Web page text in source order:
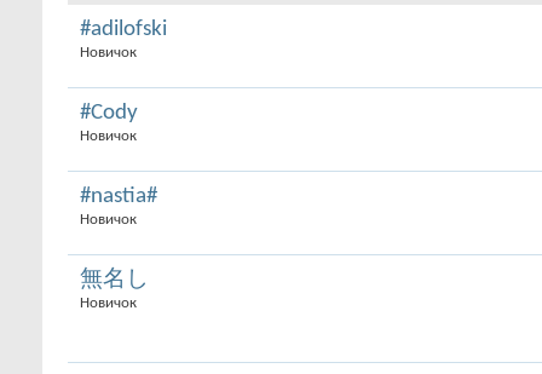
#adilofski
Новичок
#Cody
Новичок
#nastia#
Новичок
無名し
Новичок